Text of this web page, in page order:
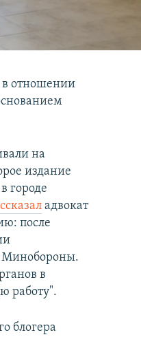
в отношении
на
издание
городе
адвокат
после
Минобороны.
в
работу".
блогера